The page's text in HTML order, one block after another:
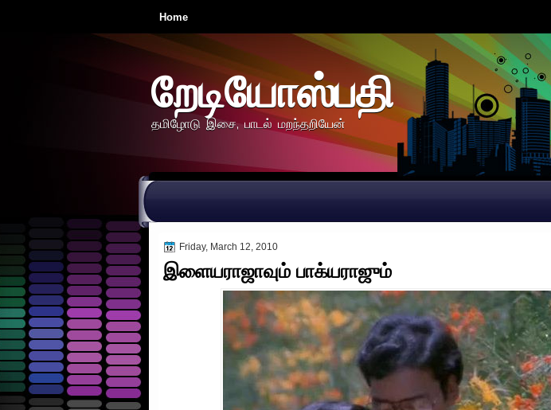
Home
றேடியோஸ்பதி
தமிழோடு இசை, பாடல் மறந்தறியேன்
Friday, March 12, 2010
இளையராஜாவும் பாக்யராஜும்